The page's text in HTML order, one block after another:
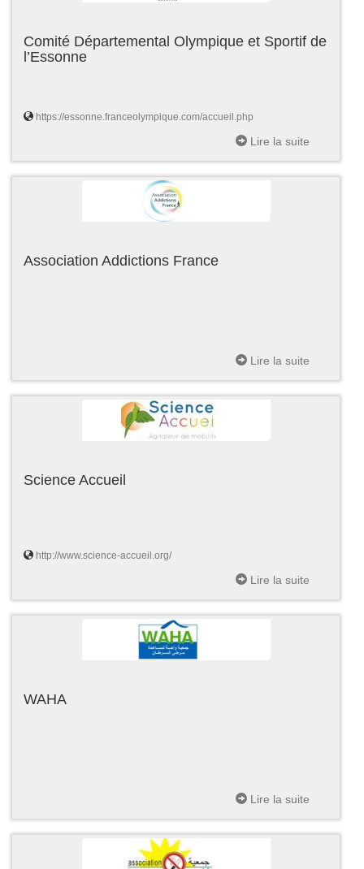
Comité Départemental Olympique et Sportif de
l’Essonne
https://essonne.franceolympique.com/accueil.php
Lire la suite
Association Addictions France
Lire la suite
Science Accueil
http://www.science-accueil.org/
Lire la suite
WAHA
Lire la suite